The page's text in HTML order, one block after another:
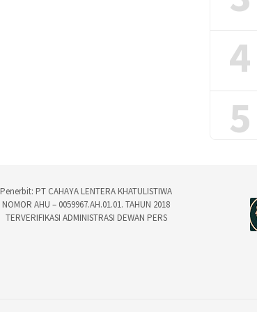
4
5
Penerbit: PT CAHAYA LENTERA KHATULISTIWA
NOMOR AHU – 0059967.AH.01.01. TAHUN 2018
TERVERIFIKASI ADMINISTRASI DEWAN PERS